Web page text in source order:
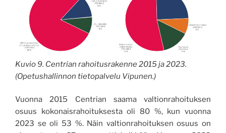
Kuvio 9. Centrian rahoitusrakenne 2015 ja 2023.
(Opetushallinnon tietopalvelu Vipunen.)
Vuonna 2015 Centrian saama valtionrahoituksen
osuus kokonaisrahoituksesta oli 80 %, kun vuonna
2023 se oli 53 %. Näin valtionrahoituksen osuus on